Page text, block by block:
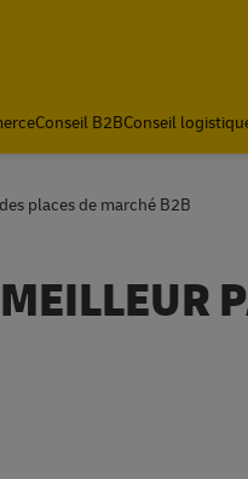
Conseil B2BConseil
places de marché B2B